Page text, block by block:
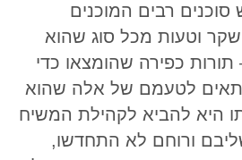
סוכנים רבים המוכנים
שקר וטעות מכל סוג שהוא
תורות כפירה שהומצאו כדי
לטעמם של אלה שהוא
היא להביא לקהילת המשיח
ורוחם לא התחדשו,